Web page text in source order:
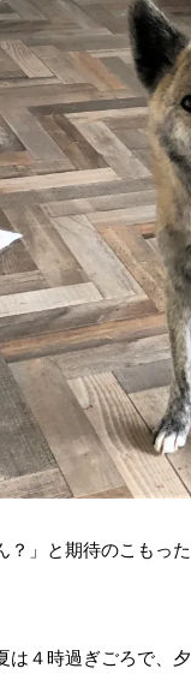
？」と期待のこもっ
は４時過ぎごろで、